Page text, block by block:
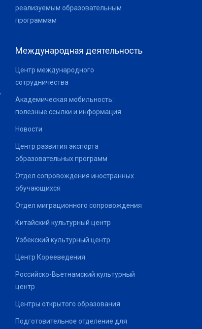
реализуемым образовательным
программам
Международная деятельность
Центр международного
сотрудничества
Академическая мобильность:
полезные ссылки и информация
Новости
Центр развития экспорта
образовательных программ
Отдел сопровождения иностранных
обучающихся
Отдел миграционного сопровождения
Китайский культурный центр
Узбекский культурный центр
Центр Корееведения
Российско-Вьетнамский культурный
центр
Центры открытого образования
Подготовительное отделение для